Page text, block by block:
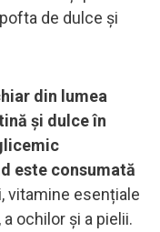
de dulce și
din lumea
și dulce în
este consumată
vitamine esențiale
ochilor și a pielii.